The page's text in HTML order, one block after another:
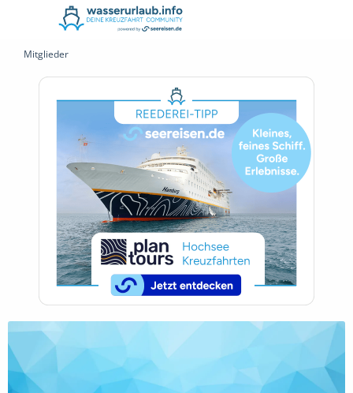
Mitglieder